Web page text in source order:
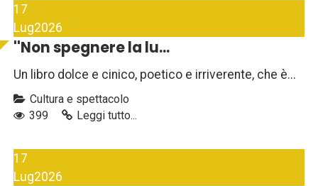
17
Lug2026
''Non spegnere la lu...
Un libro dolce e cinico, poetico e irriverente, che è...
Cultura e spettacolo
399
Leggi tutto...
17
Lug2026